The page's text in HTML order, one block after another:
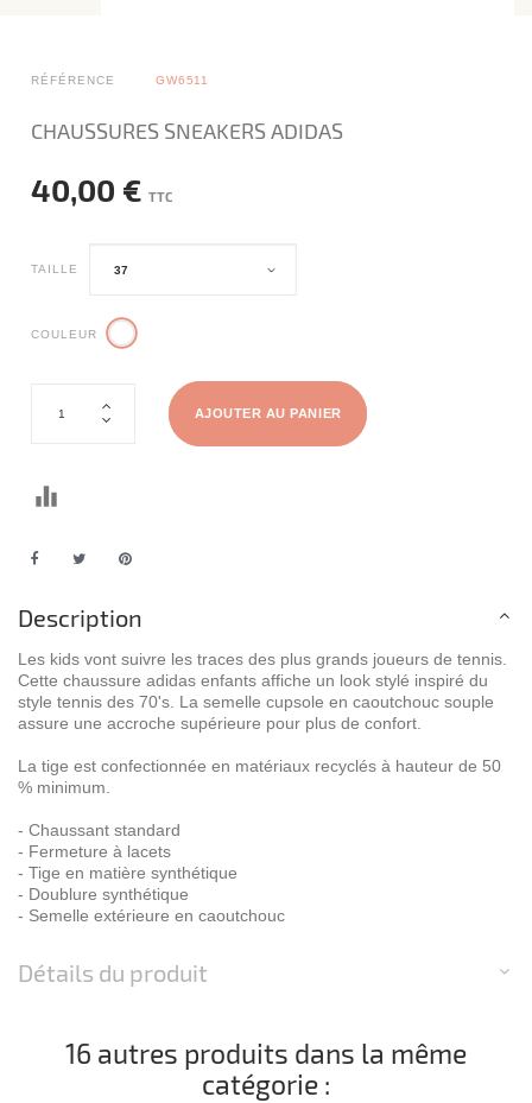
RÉFÉRENCE GW6511
CHAUSSURES SNEAKERS ADIDAS
40,00 € TTC
TAILLE
COULEUR
AJOUTER AU PANIER
Description
Les kids vont suivre les traces des plus grands joueurs de tennis.
Cette chaussure adidas enfants affiche un look stylé inspiré du
style tennis des 70's. La semelle cupsole en caoutchouc souple
assure une accroche supérieure pour plus de confort.
La tige est confectionnée en matériaux recyclés à hauteur de 50
% minimum.
- Chaussant standard
- Fermeture à lacets
- Tige en matière synthétique
- Doublure synthétique
- Semelle extérieure en caoutchouc
Détails du produit
16 autres produits dans la même
catégorie :